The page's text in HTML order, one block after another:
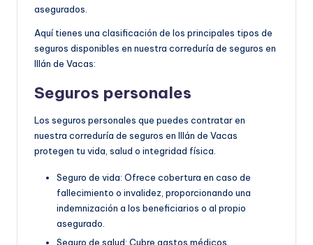
asegurados.
Aquí tienes una clasificación de los principales tipos de
seguros disponibles en nuestra correduría de seguros en
Illán de Vacas:
Seguros personales
Los seguros personales que puedes contratar en
nuestra correduría de seguros en Illán de Vacas
protegen tu vida, salud o integridad física.
Seguro de vida: Ofrece cobertura en caso de
fallecimiento o invalidez, proporcionando una
indemnización a los beneficiarios o al propio
asegurado.
Seguro de salud: Cubre gastos médicos,